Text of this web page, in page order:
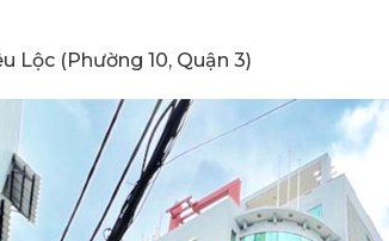
Lộc (Phường 10, Quận 3)